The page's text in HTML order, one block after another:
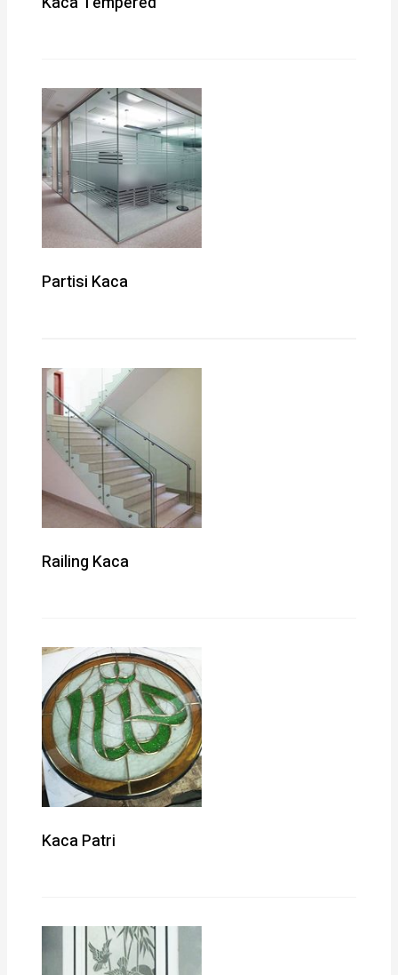
Partisi Kaca
Railing Kaca
Kaca Patri